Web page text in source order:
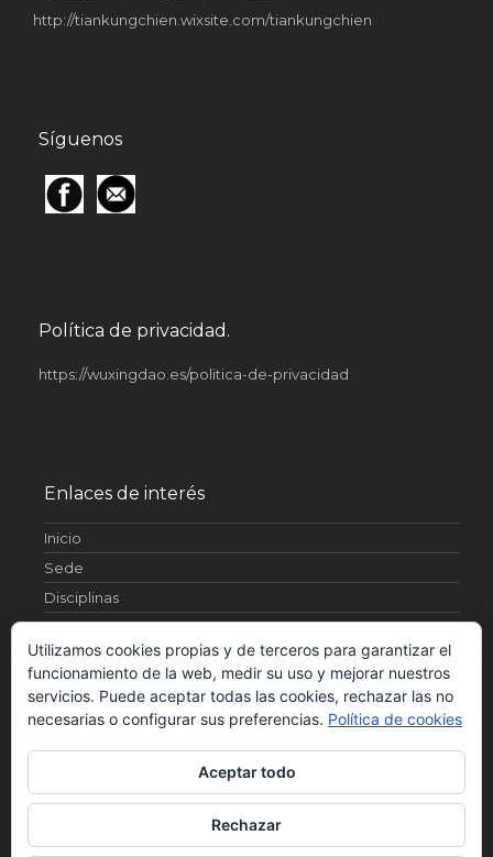
http://tiankungchien.wixsite.com/tiankungchien
Síguenos
Política de privacidad.
https://wuxingdao.es/politica-de-privacidad
Enlaces de interés
Inicio
Sede
Disciplinas
Artículos
¿Quienes somos?
Fotos
Contacto
Utilizamos cookies propias y de terceros para garantizar el
funcionamiento de la web, medir su uso y mejorar nuestros
servicios. Puede aceptar todas las cookies, rechazar las no
necesarias o configurar sus preferencias. Política de cookies
Aceptar todo
Rechazar